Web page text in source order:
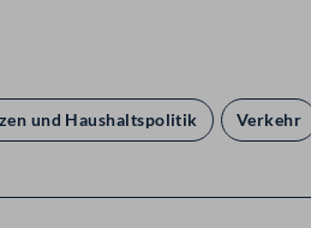
und Haushaltspolitik Verkehr